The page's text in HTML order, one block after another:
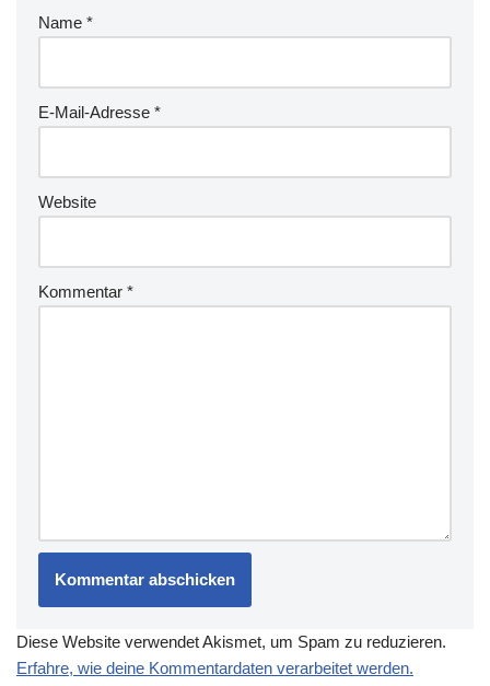
Name *
E-Mail-Adresse *
Website
Kommentar *
Diese Website verwendet Akismet, um Spam zu reduzieren.
Erfahre, wie deine Kommentardaten verarbeitet werden.